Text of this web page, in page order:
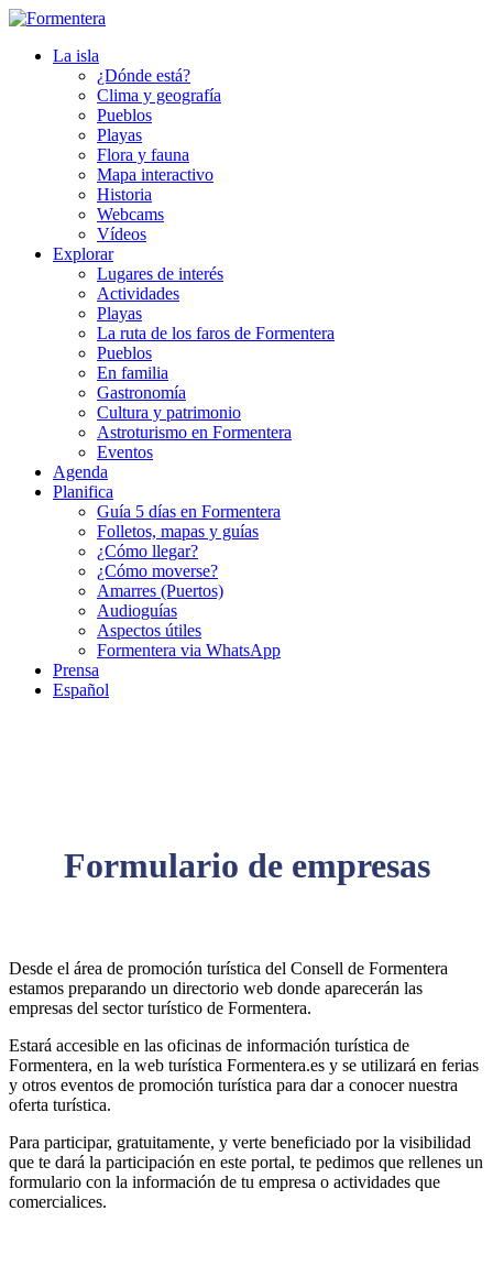
La isla
¿Dónde está?
Clima y geografía
Pueblos
Playas
Flora y fauna
Mapa interactivo
Historia
Webcams
Vídeos
Explorar
Lugares de interés
Actividades
Playas
La ruta de los faros de Formentera
Pueblos
En familia
Gastronomía
Cultura y patrimonio
Astroturismo en Formentera
Eventos
Agenda
Planifica
Guía 5 días en Formentera
Folletos, mapas y guías
¿Cómo llegar?
¿Cómo moverse?
Amarres (Puertos)
Audioguías
Aspectos útiles
Formentera via WhatsApp
Prensa
Español
Formulario de empresas
Desde el área de promoción turística del Consell de Formentera
estamos preparando un directorio web donde aparecerán las
empresas del sector turístico de Formentera.
Estará accesible en las oficinas de información turística de
Formentera, en la web turística Formentera.es y se utilizará en ferias
y otros eventos de promoción turística para dar a conocer nuestra
oferta turística.
Para participar, gratuitamente, y verte beneficiado por la visibilidad
que te dará la participación en este portal, te pedimos que rellenes un
formulario con la información de tu empresa o actividades que
comercialices.